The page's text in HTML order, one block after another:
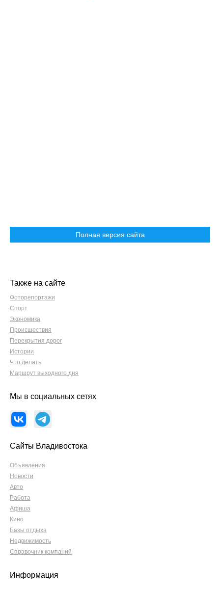
Полная версия сайта
Также на сайте
Фоторепортажи
Спорт
Экономика
Происшествия
Перекрытия дорог
Истории
Что делать
Маршрут выходного дня
Мы в социальных сетях
Сайты Владивостока
Объявления
Новости
Авто
Работа
Афиша
Кино
Базы отдыха
Недвижимость
Справочник компаний
Информация